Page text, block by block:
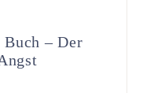
– Der